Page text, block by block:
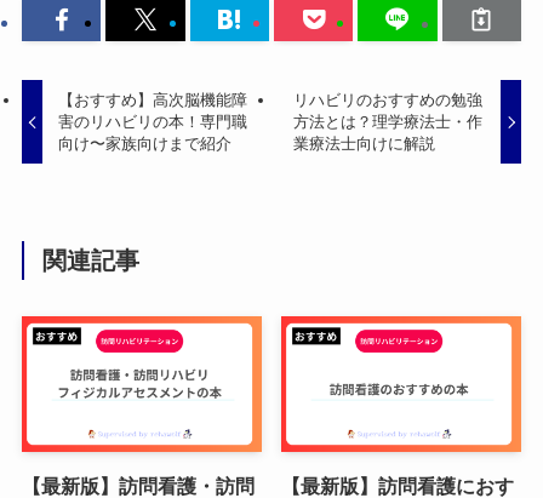
【おすすめ】高次脳機能障
害のリハビリの本！専門職
向け〜家族向けまで紹介
リハビリのおすすめの勉強
方法とは？理学療法士・作
業療法士向けに解説
関連記事
【最新版】訪問看護・訪問
【最新版】訪問看護におす